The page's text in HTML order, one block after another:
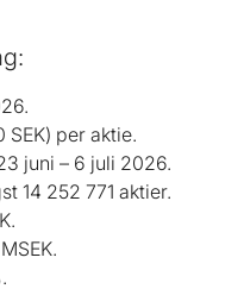
SEK) per aktie.
juni – 6 juli 2026.
14 252 771 aktier.